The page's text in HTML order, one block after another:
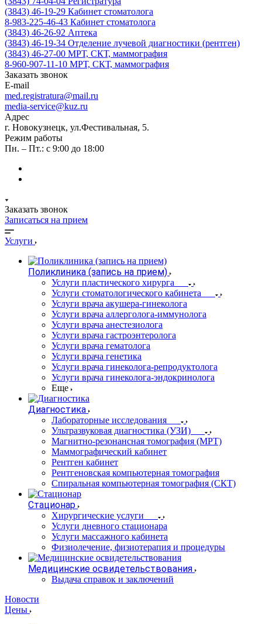
(3843) 46-19-29 Кабинет стоматолога
8-983-225-46-43 Кабинет стоматолога
(3843) 46-26-92 Аптека
(3843) 46-19-34 Отделение лучевой диагностики (рентген)
(3843) 46-27-00 МРТ, СКТ, маммография
8-960-907-11-10 МРТ, СКТ, маммография
Заказать звонок
E-mail
med.registratura@mail.ru
media-service@kuz.ru
Адрес
г. Новокузнецк, ул.Фестивальная, 5.
Режим работы
Пн. – Пт.: с 9:00 до 18:00
Заказать звонок
Записаться на прием
Услуги
Поликлиника (запись на прием)
Услуги пластического хирурга
Услуги стоматологического кабинета
Услуги врача акушера-гинеколога
Услуги врача аллерголога-иммунолога
Услуги врача анестезиолога
Услуги врача гастроэнтеролога
Услуги врача гематолога
Услуги врача генетика
Услуги врача гинеколога-репродуктолога
Услуги врача гинеколога-эндокринолога
Еще
Диагностика
Лабораторные исследования
Ультразвуковая диагностика (УЗИ)
Магнитно-резонансная томография (МРТ)
Маммографический кабинет
Рентген кабинет
Рентгеновская компьютерная томография
Спиральная компьютерная томография (СКТ)
Стационар
Хирургические услуги
Услуги дневного стационара
Услуги массажного кабинета
Физиолечение, физиотерапия и процедуры
Медицинские освидетельствования
Выдача справок и заключений
Новости
Цены